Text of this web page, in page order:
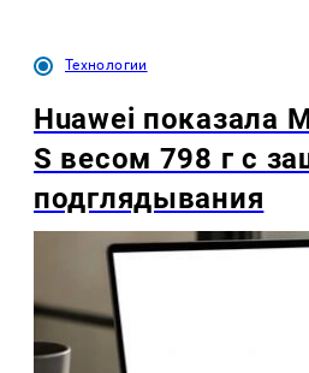
Технологии
Huawei показала
S весом 798 г с
подглядывания